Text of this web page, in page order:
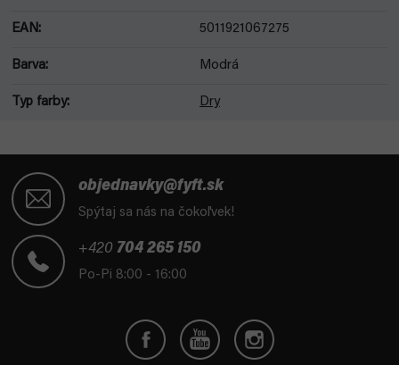
EAN: 5011921067275
Barva: Modrá
Typ farby: Dry
objednavky@fyft.sk
Spýtaj sa nás na čokoľvek!
+420 704 265 150
Po-Pi 8:00 - 16:00